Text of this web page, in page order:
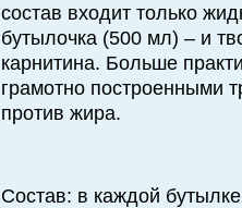
состав входит только
бутылочка (500 мл) – и
карнитина. Больше
грамотно построенными
против жира.
Состав: в каждой